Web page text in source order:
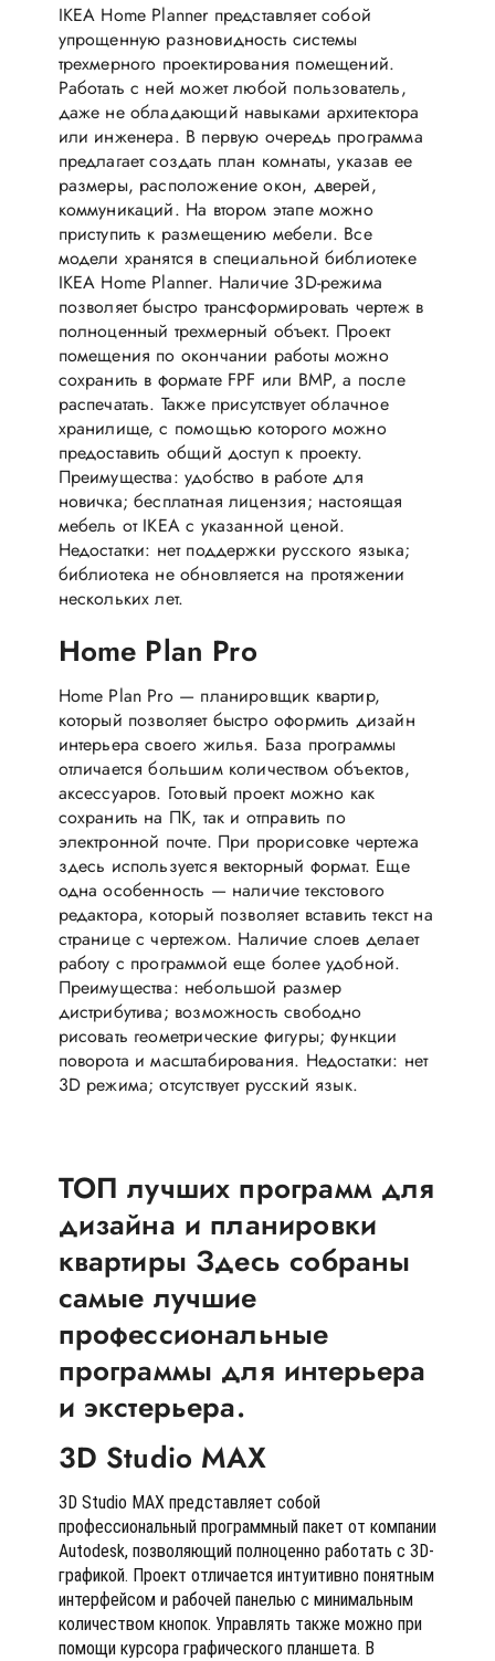
IKEA Home Planner представляет собой
упрощенную разновидность системы
трехмерного проектирования помещений.
Работать с ней может любой пользователь,
даже не обладающий навыками архитектора
или инженера. В первую очередь программа
предлагает создать план комнаты, указав ее
размеры, расположение окон, дверей,
коммуникаций. На втором этапе можно
приступить к размещению мебели. Все
модели хранятся в специальной библиотеке
IKEA Home Planner. Наличие 3D-режима
позволяет быстро трансформировать чертеж в
полноценный трехмерный объект. Проект
помещения по окончании работы можно
сохранить в формате FPF или BMP, а после
распечатать. Также присутствует облачное
хранилище, с помощью которого можно
предоставить общий доступ к проекту.
Преимущества: удобство в работе для
новичка; бесплатная лицензия; настоящая
мебель от IKEA с указанной ценой.
Недостатки: нет поддержки русского языка;
библиотека не обновляется на протяжении
нескольких лет.
Home Plan Pro
Home Plan Pro — планировщик квартир,
который позволяет быстро оформить дизайн
интерьера своего жилья. База программы
отличается большим количеством объектов,
аксессуаров. Готовый проект можно как
сохранить на ПК, так и отправить по
электронной почте. При прорисовке чертежа
здесь используется векторный формат. Еще
одна особенность — наличие текстового
редактора, который позволяет вставить текст на
странице с чертежом. Наличие слоев делает
работу с программой еще более удобной.
Преимущества: небольшой размер
дистрибутива; возможность свободно
рисовать геометрические фигуры; функции
поворота и масштабирования. Недостатки: нет
3D режима; отсутствует русский язык.
ТОП лучших программ для
дизайна и планировки
квартиры Здесь собраны
самые лучшие
профессиональные
программы для интерьера
и экстерьера.
3D Studio MAX
3D Studio MAX представляет собой
профессиональный программный пакет от компании
Autodesk, позволяющий полноценно работать с 3D-
графикой. Проект отличается интуитивно понятным
интерфейсом и рабочей панелью с минимальным
количеством кнопок. Управлять также можно при
помощи курсора графического планшета. В